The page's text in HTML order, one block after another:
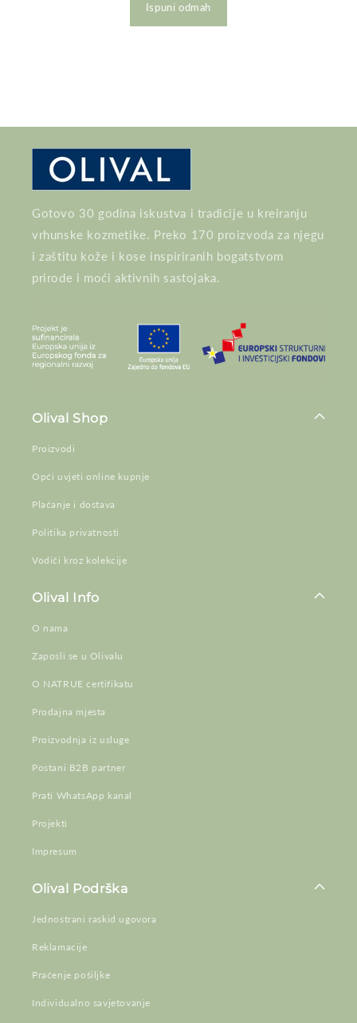
Ispuni odmah
Gotovo 30 godina iskustva i tradicije u kreiranju
vrhunske kozmetike. Preko 170 proizvoda za njegu
i zaštitu kože i kose inspiriranih bogatstvom
prirode i moći aktivnih sastojaka.
Olival Shop
Proizvodi
Opći uvjeti online kupnje
Plaćanje i dostava
Politika privatnosti
Vodiči kroz kolekcije
Olival Info
O nama
Zaposli se u Olivalu
O NATRUE certifikatu
Prodajna mjesta
Proizvodnja iz usluge
Postani B2B partner
Prati WhatsApp kanal
Projekti
Impresum
Olival Podrška
Jednostrani raskid ugovora
Reklamacije
Praćenje pošiljke
Individualno savjetovanje